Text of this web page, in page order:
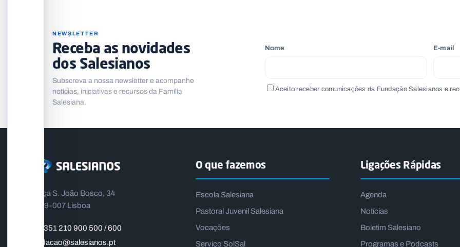
NEWSLETTER
Receba as novidades
dos Salesianos
Subscreva a nossa newsletter e acompanhe
notícias, iniciativas e recursos da Família
Salesiana.
Nome E-mail
Aceito receber comunicações da Fundação Salesianos e
Praça S. João Bosco, 34
1399-007 Lisboa
+351 210 900 500 / 600
fundacao@salesianos.pt
O que fazemos
Escola Salesiana
Pastoral Juvenil Salesiana
Vocações
Serviço SolSal
Ligações Rápidas
Agenda
Notícias
Boletim Salesiano
Programas e Podcasts